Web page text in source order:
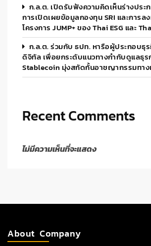
ก.ล.ต. เปิดรับฟังความคิดเห็นร่างประ
การเปิดเผยข้อมูลกองทุน SRI และการล
โครงการ JUMP+ ของ Thai ESG และ
ก.ล.ต. ร่วมกับ ธปท. หารือผู้ประกอบธุ
ดิจิทัล เพื่อยกระดับแนวทางกำกับดูแลธุร
Stablecoin มุ่งสกัดกั้นอาชญากรรมทาง
Recent Comments
ไม่มีความเห็นที่จะแสดง
About Company